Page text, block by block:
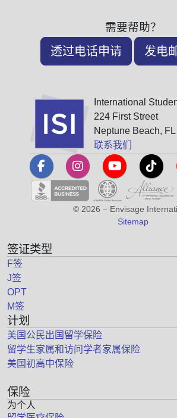
需要帮助？
透过电话申请 发电
International
224 First Street
Neptune Beach,
联系我们
© 2026 – Envisage
Sitemap
签证类型
F签
J签
OPT
M签
计划
美国公民出国留学保险
留学生家属和访问学者家属保险
美国初高中保险
保险
为个人